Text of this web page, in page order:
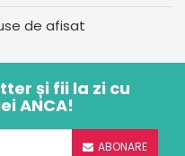
de afisat
și fii la zi cu
ANCA!
ABONARE